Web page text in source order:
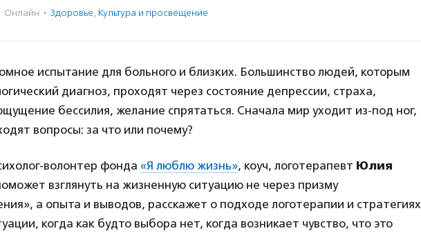
Онлайн · Здоровье, Культура и просвещение
испытание для больного и близких. Большинство людей, которым
диагноз, проходят через состояние депрессии, страха,
бессилия, желание спрятаться. Сначала мир уходит из-под ног,
вопросы: за что или почему?
волонтер фонда «Я люблю жизнь», коуч, логотерапевт Юлия
взглянуть на жизненную ситуацию не через призму
а опыта и выводов, расскажет о подходе логотерапии и стратегиях
когда как будто выбора нет, когда возникает чувство, что это